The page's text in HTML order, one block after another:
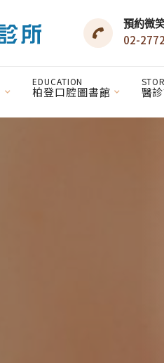
預約微
02-
柏登口腔圖書館
EDUCATION
醫